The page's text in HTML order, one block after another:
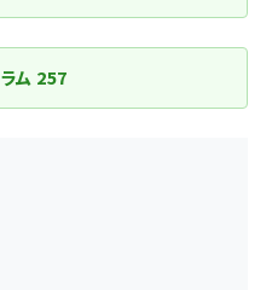
ム 257